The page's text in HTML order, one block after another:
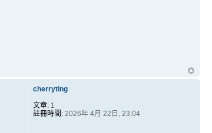
cherryting
文章:1
註冊時間:2026年 4月 22日, 23:04